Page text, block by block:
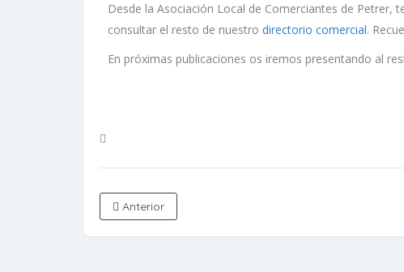
Desde la Asociación Local de Comerciantes de
consultar el resto de nuestro directorio comercial.
En próximas publicaciones os iremos presentando al
Anterior